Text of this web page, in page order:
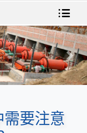
下
要注意